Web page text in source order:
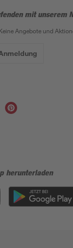
mit unserem
Angebote und
herunterladen